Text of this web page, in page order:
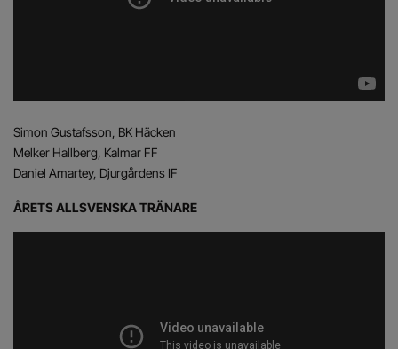
Simon Gustafsson, BK Häcken
Melker Hallberg, Kalmar FF
Daniel Amartey, Djurgårdens IF
ÅRETS ALLSVENSKA TRÄNARE